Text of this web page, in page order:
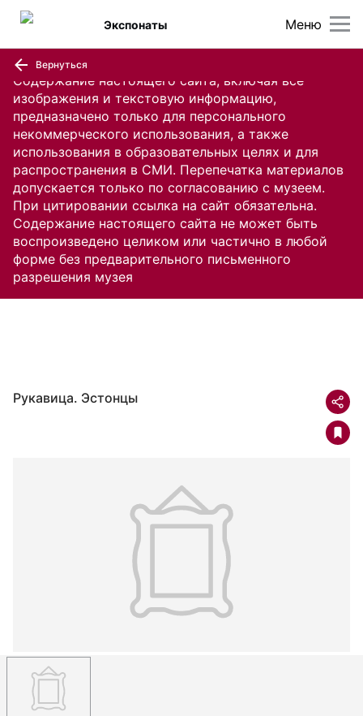
Содержание настоящего сайта, включая все
изображения и текстовую информацию,
предназначено только для персонального
некоммерческого использования, а также
использования в образовательных целях и для
распространения в СМИ. Перепечатка материалов
допускается только по согласованию с музеем.
При цитировании ссылка на сайт обязательна.
Содержание настоящего сайта не может быть
воспроизведено целиком или частично в любой
форме без предварительного письменного
разрешения музея
Меню
Экспонаты
Вернуться
Рукавица. Эстонцы